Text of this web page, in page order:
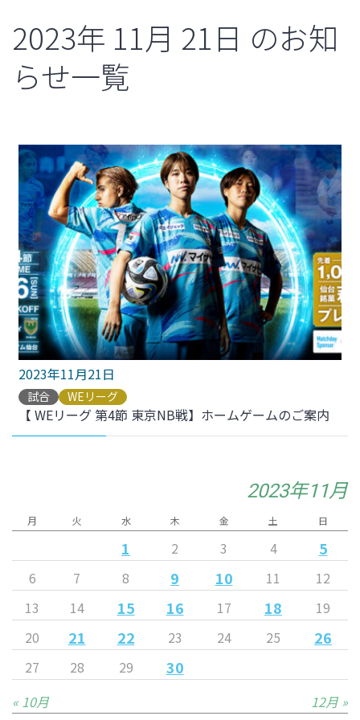
2023年 11月 21日 のお知
らせ一覧
2023年11月21日
試合 WEリーグ
【 WEリーグ 第4節 東京NB戦】ホームゲームのご案内
2023年11月
月 火 水 木 金 土 日
1 2 3 4 5
6 7 8 9 10 11
12
13
14 15 16 17 18
19
20
21 22 23 24 25 26
27 28 29 30
« 10月 12月 »